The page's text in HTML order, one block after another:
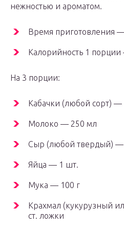
нежностью и ароматом.
Время приготовления
Калорийность 1
На 3 порции:
Кабачки (любой сорт) —
Молоко — 250 мл
Сыр (любой твердый) —
Яйца — 1 шт.
Мука — 100 г
Крахмал (кукурузный
ст. ложки